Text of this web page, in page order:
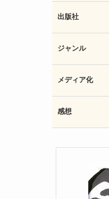
出版社
ジャンル
メディア化
感想